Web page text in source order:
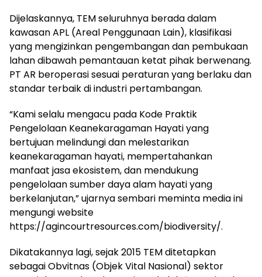
Dijelaskannya, TEM seluruhnya berada dalam
kawasan APL (Areal Penggunaan Lain), klasifikasi
yang mengizinkan pengembangan dan pembukaan
lahan dibawah pemantauan ketat pihak berwenang.
PT AR beroperasi sesuai peraturan yang berlaku dan
standar terbaik di industri pertambangan.
“Kami selalu mengacu pada Kode Praktik
Pengelolaan Keanekaragaman Hayati yang
bertujuan melindungi dan melestarikan
keanekaragaman hayati, mempertahankan
manfaat jasa ekosistem, dan mendukung
pengelolaan sumber daya alam hayati yang
berkelanjutan,” ujarnya sembari meminta media ini
mengungi website
https://agincourtresources.com/biodiversity/.
Dikatakannya lagi, sejak 2015 TEM ditetapkan
sebagai Obvitnas (Objek Vital Nasional) sektor